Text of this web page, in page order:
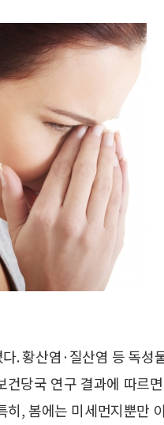
. 황산염·질산염 등 독성
당국 연구 결과에 따르
, 봄에는 미세먼지뿐만